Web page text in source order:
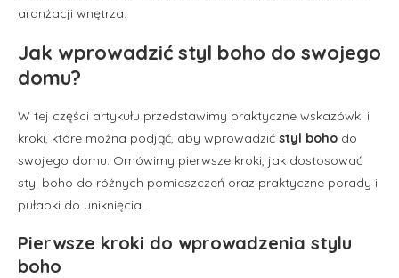
aranżacji wnętrza.
Jak wprowadzić styl boho do swojego
domu?
W tej części artykułu przedstawimy praktyczne wskazówki i
kroki, które można podjąć, aby wprowadzić styl boho do
swojego domu. Omówimy pierwsze kroki, jak dostosować
styl boho do różnych pomieszczeń oraz praktyczne porady i
pułapki do uniknięcia.
Pierwsze kroki do wprowadzenia stylu
boho